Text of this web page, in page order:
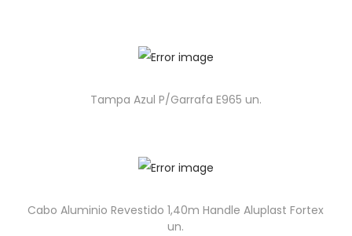
Tampa Azul P/Garrafa E965 un.
Cabo Aluminio Revestido 1,40m Handle Aluplast Fortex
un.